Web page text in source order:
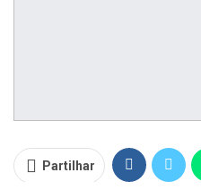
Partilhar